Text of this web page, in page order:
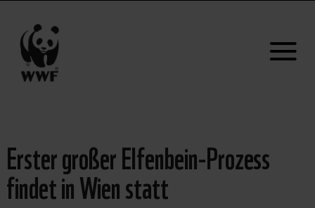
Erster großer Elfenbein-Prozess
findet in Wien statt